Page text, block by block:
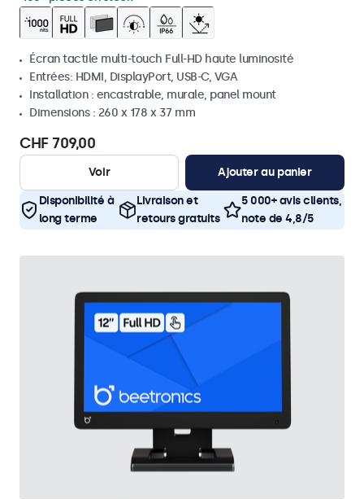
Écran tactile multi-touch Full-HD haute luminosité
Entrées: HDMI, DisplayPort, USB-C, VGA
Installation : encastrable, murale, panel mount
Dimensions : 260 x 178 x 37 mm
CHF 709,00
Voir Ajouter au panier
Disponibilité à
long terme
Livraison et
retours gratuits
5 000+ avis clients,
note de 4,8/5